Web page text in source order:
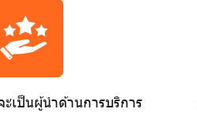
เป็นผู้นำด้านการบริการ